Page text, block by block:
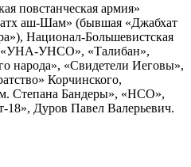
повстанческая армия»
аш-Шам» (бывшая «Джабхат
Национал-Большевистская
«УНА-УНСО», «Талибан»,
народа», «Свидетели Иеговы»,
Корчинского,
Степана Бандеры», «НСО»,
18», Дуров Павел Валерьевич.